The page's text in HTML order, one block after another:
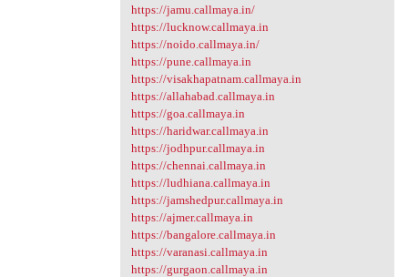
https://jamu.callmaya.in/
https://lucknow.callmaya.in
https://noido.callmaya.in/
https://pune.callmaya.in
https://visakhapatnam.callmaya.in
https://allahabad.callmaya.in
https://goa.callmaya.in
https://haridwar.callmaya.in
https://jodhpur.callmaya.in
https://chennai.callmaya.in
https://ludhiana.callmaya.in
https://jamshedpur.callmaya.in
https://ajmer.callmaya.in
https://bangalore.callmaya.in
https://varanasi.callmaya.in
https://gurgaon.callmaya.in